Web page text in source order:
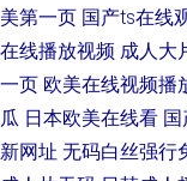
美第一页 国产ts在线
在线播放视频 成人大
一页 欧美在线视频播
瓜 日本欧美在线看 国
新网址 无码白丝强行